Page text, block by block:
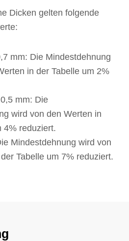
Dicken gelten folgende
mm: Die Mindestdehnung
in der Tabelle um 2%
mm: Die
wird von den Werten in
4% reduziert.
Mindestdehnung wird von
Tabelle um 7% reduziert.